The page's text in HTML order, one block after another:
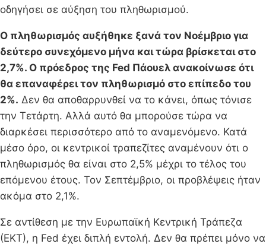
οδηγήσει σε αύξηση του πληθωρισμού.
Ο πληθωρισμός αυξήθηκε ξανά τον Νοέμβριο για
δεύτερο συνεχόμενο μήνα και τώρα βρίσκεται στο
2,7%. Ο πρόεδρος της Fed Πάουελ ανακοίνωσε ότι
θα επαναφέρει τον πληθωρισμό στο επίπεδο του
2%. Δεν θα αποθαρρυνθεί να το κάνει, όπως τόνισε
την Τετάρτη. Αλλά αυτό θα μπορούσε τώρα να
διαρκέσει περισσότερο από το αναμενόμενο. Κατά
μέσο όρο, οι κεντρικοί τραπεζίτες αναμένουν ότι ο
πληθωρισμός θα είναι στο 2,5% μέχρι το τέλος του
επόμενου έτους. Τον Σεπτέμβριο, οι προβλέψεις ήταν
ακόμα στο 2,1%.
Σε αντίθεση με την Ευρωπαϊκή Κεντρική Τράπεζα
(ΕΚΤ), η Fed έχει διπλή εντολή. Δεν θα πρέπει μόνο να